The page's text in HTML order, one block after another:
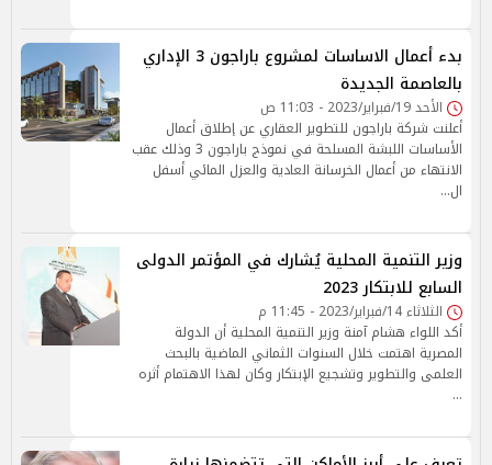
بدء أعمال الاساسات لمشروع باراجون 3 الإداري
بالعاصمة الجديدة
الأحد 19/فبراير/2023 - 11:03 ص
أعلنت شركة باراجون للتطوير العقاري عن إطلاق أعمال
الأساسات اللبشة المسلحة في نموذج باراجون 3 وذلك عقب
الانتهاء من أعمال الخرسانة العادية والعزل المائي أسفل
ال…
وزير التنمية المحلية يُشارك في المؤتمر الدولى
السابع للابتكار 2023
الثلاثاء 14/فبراير/2023 - 11:45 م
أكد اللواء هشام آمنة وزير التنمية المحلية أن الدولة
المصرية اهتمت خلال السنوات الثماني الماضية بالبحث
العلمى والتطوير وتشجيع الإبتكار وكان لهذا الاهتمام أثره
…